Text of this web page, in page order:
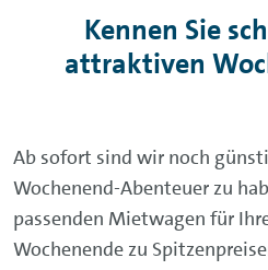
Kennen Sie
attraktiven
Ab sofort sind wir noch
Wochenend-Abenteuer zu
passenden Mietwagen für
Wochenende zu